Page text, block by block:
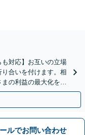
も対応】お互いの立場
合いを付けます。相
の利益の最大化を目
残業代請求」
ルでお問い合わせ